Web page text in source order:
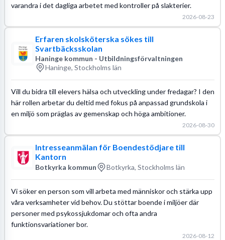
varandra i det dagliga arbetet med kontroller på slakterier.
2026-08-23
Erfaren skolsköterska sökes till
Svartbäcksskolan
Haninge kommun - Utbildningsförvaltningen
Haninge, Stockholms län
Vill du bidra till elevers hälsa och utveckling under fredagar? I den
här rollen arbetar du deltid med fokus på anpassad grundskola i
en miljö som präglas av gemenskap och höga ambitioner.
2026-08-30
Intresseanmälan för Boendestödjare till
Kantorn
Botkyrka kommun Botkyrka, Stockholms län
Vi söker en person som vill arbeta med människor och stärka upp
våra verksamheter vid behov. Du stöttar boende i miljöer där
personer med psykossjukdomar och ofta andra
funktionsvariationer bor.
2026-08-12